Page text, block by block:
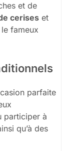
et de
cerises et
fameux
parfaite
participer à
qu’à des